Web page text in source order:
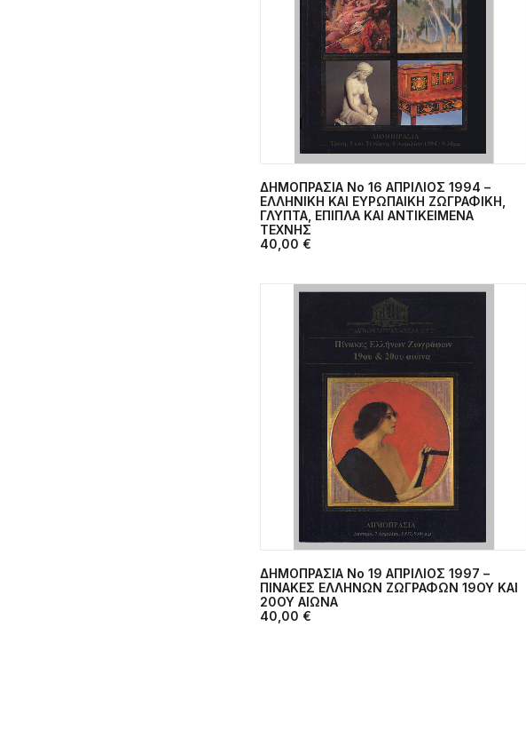
ΠΡΟΣΘΉΚΗ ΣΤΟ ΚΑΛΆΘΙ
ΔΗΜΟΠΡΑΣΙΑ Νο 16 ΑΠΡΙΛΙΟΣ 1994 –
ΕΛΛΗΝΙΚΗ ΚΑΙ ΕΥΡΩΠΑΙΚΗ ΖΩΓΡΑΦΙΚΗ,
ΓΛΥΠΤΑ, ΕΠΙΠΛΑ ΚΑΙ ΑΝΤΙΚΕΙΜΕΝΑ
ΤΕΧΝΗΣ
40,00 €
ΠΡΟΣΘΉΚΗ ΣΤΟ ΚΑΛΆΘΙ
ΔΗΜΟΠΡΑΣΙΑ Νο 19 ΑΠΡΙΛΙΟΣ 1997 –
ΠΙΝΑΚΕΣ ΕΛΛΗΝΩΝ ΖΩΓΡΑΦΩΝ 19ΟΥ ΚΑΙ
20ΟΥ ΑΙΩΝΑ
40,00 €